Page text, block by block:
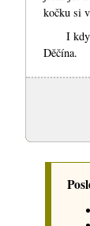
kočku si
I
Děčína.